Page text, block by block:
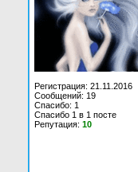
Регистрация: 21.11.2016
Сообщений: 19
Спасибо: 1
Спасибо 1 в 1 посте
Репутация: 10